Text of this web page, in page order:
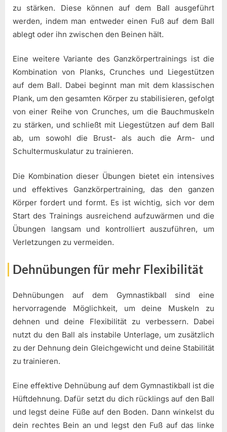
zu stärken. Diese können auf dem Ball ausgeführt
werden, indem man entweder einen Fuß auf dem Ball
ablegt oder ihn zwischen den Beinen hält.
Eine weitere Variante des Ganzkörpertrainings ist die
Kombination von Planks, Crunches und Liegestützen
auf dem Ball. Dabei beginnt man mit dem klassischen
Plank, um den gesamten Körper zu stabilisieren, gefolgt
von einer Reihe von Crunches, um die Bauchmuskeln
zu stärken, und schließt mit Liegestützen auf dem Ball
ab, um sowohl die Brust- als auch die Arm- und
Schultermuskulatur zu trainieren.
Die Kombination dieser Übungen bietet ein intensives
und effektives Ganzkörpertraining, das den ganzen
Körper fordert und formt. Es ist wichtig, sich vor dem
Start des Trainings ausreichend aufzuwärmen und die
Übungen langsam und kontrolliert auszuführen, um
Verletzungen zu vermeiden.
Dehnübungen für mehr Flexibilität
Dehnübungen auf dem Gymnastikball sind eine
hervorragende Möglichkeit, um deine Muskeln zu
dehnen und deine Flexibilität zu verbessern. Dabei
nutzt du den Ball als instabile Unterlage, um zusätzlich
zu der Dehnung dein Gleichgewicht und deine Stabilität
zu trainieren.
Eine effektive Dehnübung auf dem Gymnastikball ist die
Hüftdehnung. Dafür setzt du dich rücklings auf den Ball
und legst deine Füße auf den Boden. Dann winkelst du
dein rechtes Bein an und legst den Fuß auf das linke